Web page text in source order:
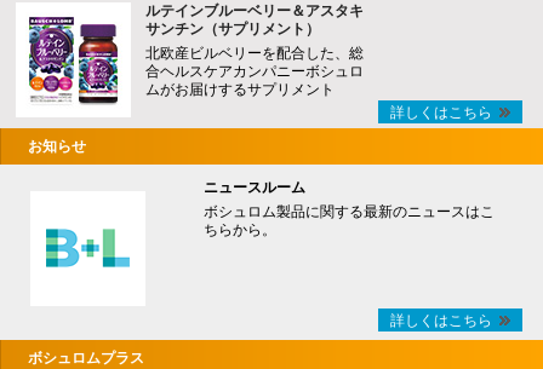
ルテインブルーベリー＆アスタキ
サンチン（サプリメント）
北欧産ビルベリーを配合した、総
合ヘルスケアカンパニーボシュロ
ムがお届けするサプリメント
詳しくはこちら
お知らせ
ニュースルーム
ボシュロム製品に関する最新のニュースはこ
ちらから。
詳しくはこちら
ボシュロムプラス